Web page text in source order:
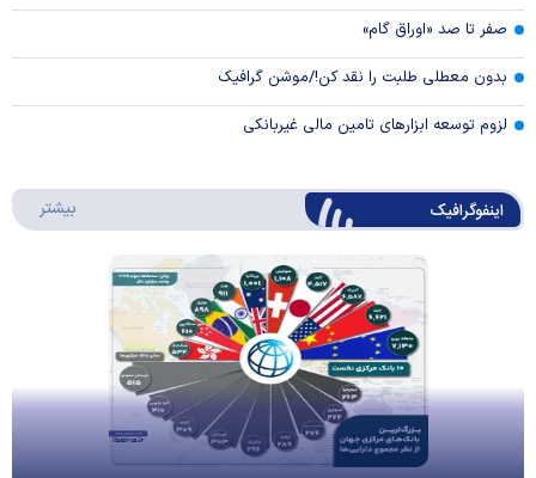
صفر تا صد «اوراق گام»
بدون معطلی طلبت را نقد کن!/موشن گرافیک
لزوم توسعه ابزارهای تامین مالی غیربانکی
اینفوگرافیک بیشتر